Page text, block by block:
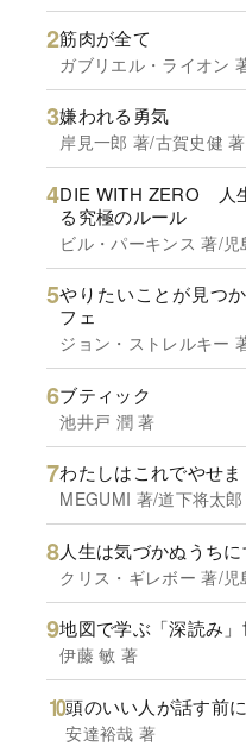
筋肉が全て
ガブリエル・ライオン
嫌われる勇気
岸見一郎 著/古賀史健 著
DIE WITH ZERO 人
る究極のルール
ビル・パーキンス 著/児
やりたいことが見つ
フェ
ジョン・ストレルキー
ブティック
池井戸 潤 著
わたしはこれでやせま
MEGUMI 著/道下将太
人生は気づかぬうちに
クリス・ギレボー 著/児
地図で学ぶ「深読み」
伊藤 敏 著
頭のいい人が話す前
安達裕哉 著